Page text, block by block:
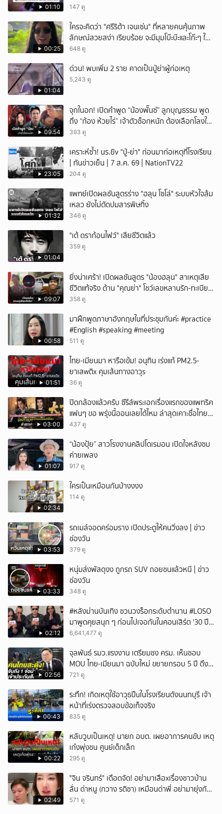
01:10 147 ดู
00:25
ใครจะคิดว่า "ศรีริต้า เจนเซ่น" ที่หลายคนคุ้นภาพ
ลักษณ์สวยสง่า เรียบร้อย จะมีมุมโบ๊ะบ๊ะและโก๊ะๆ ให้
ได้อมยิ้มเหมือนกัน งานนี้ทำเอาแฟนๆ ทั้งเอ็นดูทั้ง
648 ดู
01:04
ด่วน! พบเพิ่ม 2 ราย คาดเป็นปู่ย่าผู้ก่อเหตุ
5,243 ดู
09:54
จุกในอก! เปิดคำพูด “น้องพั๊นซ์” ลูกบุญธรรม พูด
ถึง “ก้อง ห้วยไร่” เจ้าตัวช็อกหนัก ต้องเลือกโลงให้
ลูก!
393 ดู
23:05
เคราะห์ซ้ำ! นร.ยิv "ปู่-ย่า" ก่อนมาก่อเหตุที่โรงเรียน
| ทันข่าวเย็น | 7 ส.ค. 69 | NationTV22
204 ดู
01:32
แพทย์เปิดผลชันสูตรร่าง "ฮลุน โซโล่" ระบบหัวใจล้ม
เหลว ยังไม่ตัดปมสารพิษทิ้ง
346 ดู
01:04
"เต้ ดราก้อนไฟว์" เสียชีวิตแล้ว
359 ดู
09:07
ยิ่งน่าเศร้า! เปิดผลชันสูตร "น้องฮลุน" สาเหตุเสีย
ชีวิตแท้จริง ด้าน "คุณย่า" โชว์เลขหลานรัก-ทะเบียน
รถเคลื่อนร่าง!
358 ดู
00:58
มาฝึกพูดภาษาอังกฤษในที่ประชุมกันค่ะ #practice
#English #speaking #meeting
511 ดู
01:51
ไทย-เมียนมา หารือเข้ม! อนุทิน เร่งแก้ PM2.5-
ยาเสwติx คุมเส้นทางอาวุs
36 ดู
03:00
ปิดกล้องแล้วครับ ซีรีส์พระเอกเรื่องแรกของแพทริค
แฟนๆ ขอ พรุ่งนี้ออนเลยได้ไหม ล่าสุดเคาะชื่อไทย
แล้ว
437 ดู
01:07
“น้องปุ้ย” สาวโรงงานคลิปโดเรมอน เปิดใจหลังซบ
ค่ายเพลง
917 ดู
02:34
ใครเป็นเหมือนกันบ้างงงง
114 ดู
03:53
รถเมล์จอดคร่อมราง เปิดประตูให้คนวิ่งลง | ข่าว
ช่องวัน
379 ดู
03:33
หนุ่มส่งพัสดุงง ถูกรถ SUV ถอยชนแล้วหนี | ข่าว
ช่องวัน
348 ดู
02:12
#หลังม่านบันเทิง ชวนวงร็อกระดับตำนาน #LOSO
มาพูดคุยสนุก ๆ ก่อนไปเจอกันในคอนเสิร์ต '30 ปี
LOSO นานเท่าไรก็รอ'
6,641,477 ดู
02:56
จุลพันธ์ รมว.แรงงาน เตรียมชง ครม. เห็นชอบ
MOU ไทย-เมียนมา ฉบับใหม่ ขยายกรอบ 5 ปี ดึง
แรงงานเข้าระบบ
721 ดู
00:43
ระทึก! เกิดเหตุใช้อาวุธปืuในโรงเรียนดังนนทบุรี เจ้า
หน้าที่เร่งตรวจสอบข้อเท็จจริง
835 ดู
00:22
หลับวูบเป็นเหตุ! นายก อบต. เผยอาการคนขับ เหตุ
เก๋งพุ่งชน ศูนย์เด็กเล็ก
295 ดู
02:49
ั่"จิน จรินทร์" เดือดจัด! อย่ามาเสือxเรื่องชาวบ้าน
ลั่น ด่าหนู (กวาง รติชา) เหมือนด่าพี่ อย่ามายุ่งกับ
คนของผม จบ!!!
571 ดู